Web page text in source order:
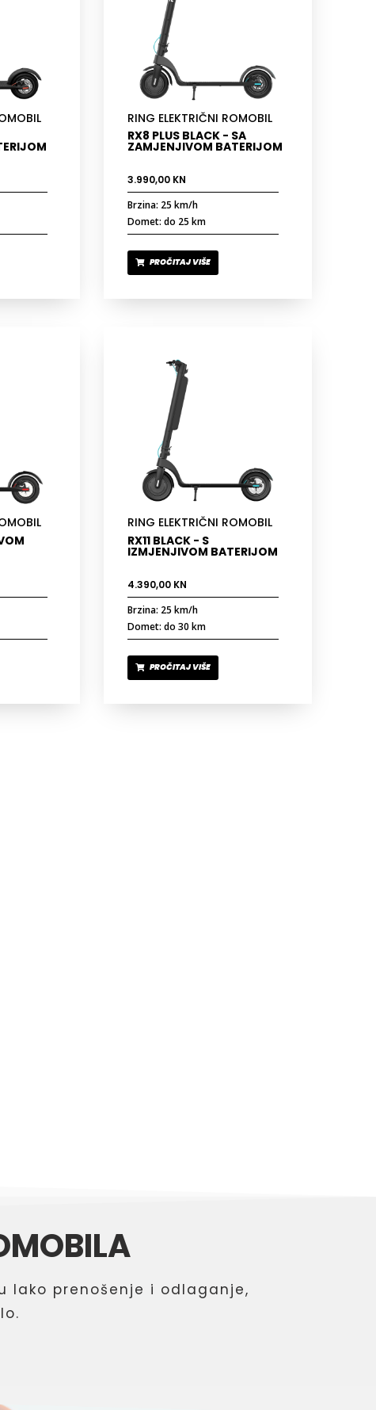
RING ELEKTRIČNI ROMOBIL
RX8 PLUS BLACK - SA
ZAMJENJIVOM BATERIJOM
3.990,00 KN
Brzina: 25 km/h
Domet: do 25 km
PROČITAJ VIŠE
RING ELEKTRIČNI ROMOBIL
RX11 BLACK - S
IZMJENJIVOM BATERIJOM
4.390,00 KN
Brzina: 25 km/h
Domet: do 30 km
PROČITAJ VIŠE
lako prenošenje i odlaganje,